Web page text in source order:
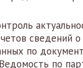
сведений
по
по